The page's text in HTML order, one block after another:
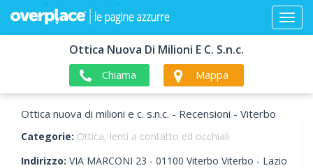
Ottica Nuova Di Milioni E C. S.n.c.
Chiama Mappa
Ottica nuova di milioni e c. s.n.c. - Recensioni - Viterbo
Categorie: Ottica, lenti a contatto ed occhiali
Indirizzo: VIA MARCONI 23 - 01100 Viterbo Viterbo - Lazio